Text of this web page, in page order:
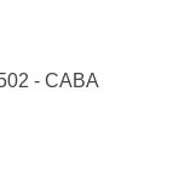
- CABA